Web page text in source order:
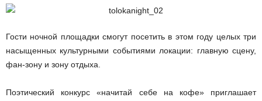
Гости ночной площадки смогут посетить в этом году целых три
насыщенных культурными событиями локации: главную сцену,
фан-зону и зону отдыха.
Поэтический конкурс «начитай себе на кофе» приглашает